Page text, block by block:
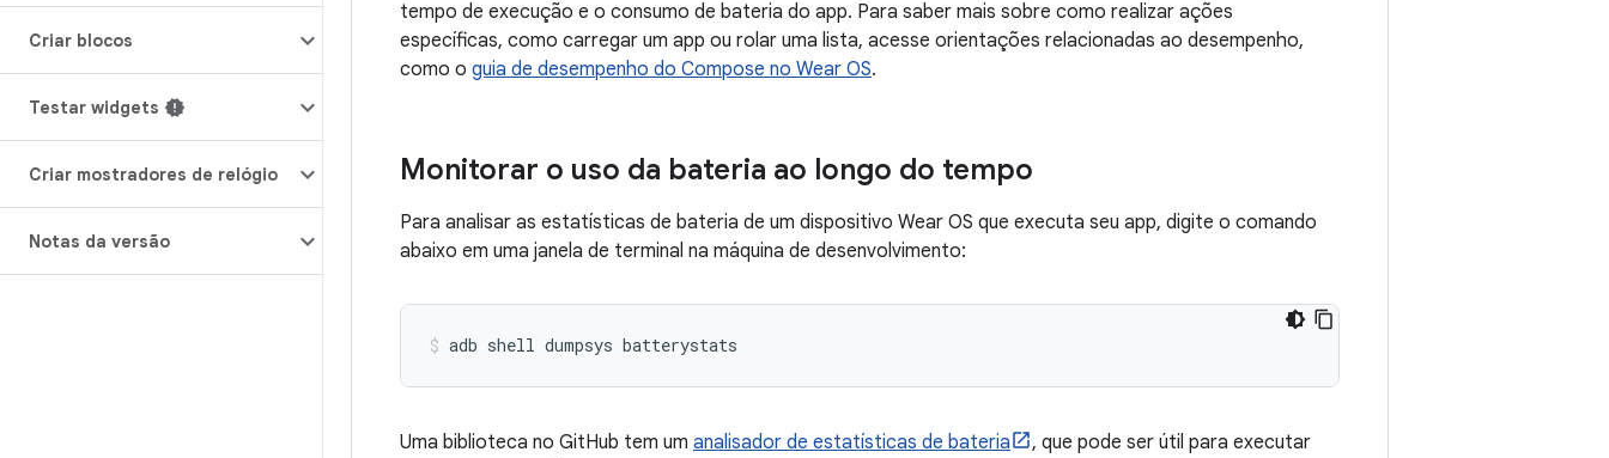
Criar blocos
Testar widgets
Criar mostradores de relógio
Notas da versão
tempo de execução e o consumo de bateria do app. Para saber mais sobre como realizar ações
específicas, como carregar um app ou rolar uma lista, acesse orientações relacionadas ao desempenho,
como o guia de desempenho do Compose no Wear OS.
Monitorar o uso da bateria ao longo do tempo
Para analisar as estatísticas de bateria de um dispositivo Wear OS que executa seu app, digite o comando
abaixo em uma janela de terminal na máquina de desenvolvimento:
adb shell dumpsys
Uma biblioteca no GitHub tem um analisador de estatísticas de bateria
, que pode ser útil para executar